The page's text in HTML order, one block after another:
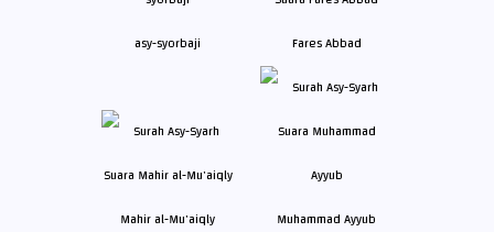
asy-syorbaji Fares Abbad
Mahir al-Mu'aiqly Muhammad Ayyub